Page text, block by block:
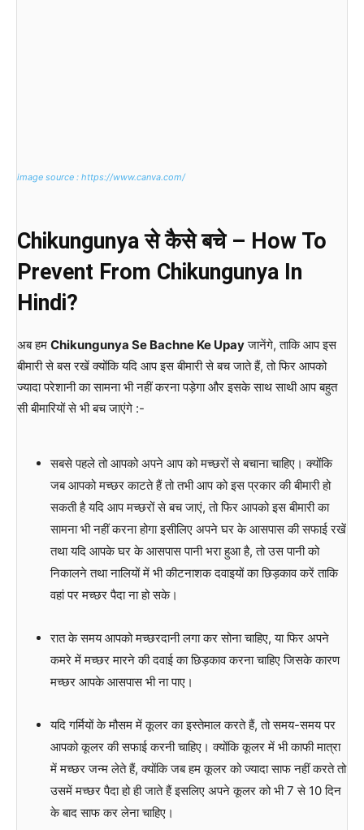
image source : https://www.canva.com/
Chikungunya से कैसे बचे – How To
Prevent From Chikungunya In
Hindi?
अब हम Chikungunya Se Bachne Ke Upayजानेंगे, ताकि आप इस
बीमारी से बस रखें क्योंकि यदि आप इस बीमारी से बच जाते हैं, तो फिर आपको
ज्यादा परेशानी का सामना भी नहीं करना पड़ेगा और इसके साथ साथी आप बहुत
सी बीमारियों से भी बच जाएंगे :-
सबसे पहले तो आपको अपने आप को मच्छरों से बचाना चाहिए। क्योंकि
जब आपको मच्छर काटते हैं तो तभी आप को इस प्रकार की बीमारी हो
सकती है यदि आप मच्छरों से बच जाएं, तो फिर आपको इस बीमारी का
सामना भी नहीं करना होगा इसीलिए अपने घर के आसपास की सफाई रखें
तथा यदि आपके घर के आसपास पानी भरा हुआ है, तो उस पानी को
निकालने तथा नालियों में भी कीटनाशक दवाइयों का छिड़काव करें ताकि
वहां पर मच्छर पैदा ना हो सके।
रात के समय आपको मच्छरदानी लगा कर सोना चाहिए, या फिर अपने
कमरे में मच्छर मारने की दवाई का छिड़काव करना चाहिए जिसके कारण
मच्छर आपके आसपास भी ना पाए।
यदि गर्मियों के मौसम में कूलर का इस्तेमाल करते हैं, तो समय-समय पर
आपको कूलर की सफाई करनी चाहिए। क्योंकि कूलर में भी काफी मात्रा
में मच्छर जन्म लेते हैं, क्योंकि जब हम कूलर को ज्यादा साफ नहीं करते तो
उसमें मच्छर पैदा हो ही जाते हैं इसलिए अपने कूलर को भी 7 से 10 दिन
के बाद साफ कर लेना चाहिए।